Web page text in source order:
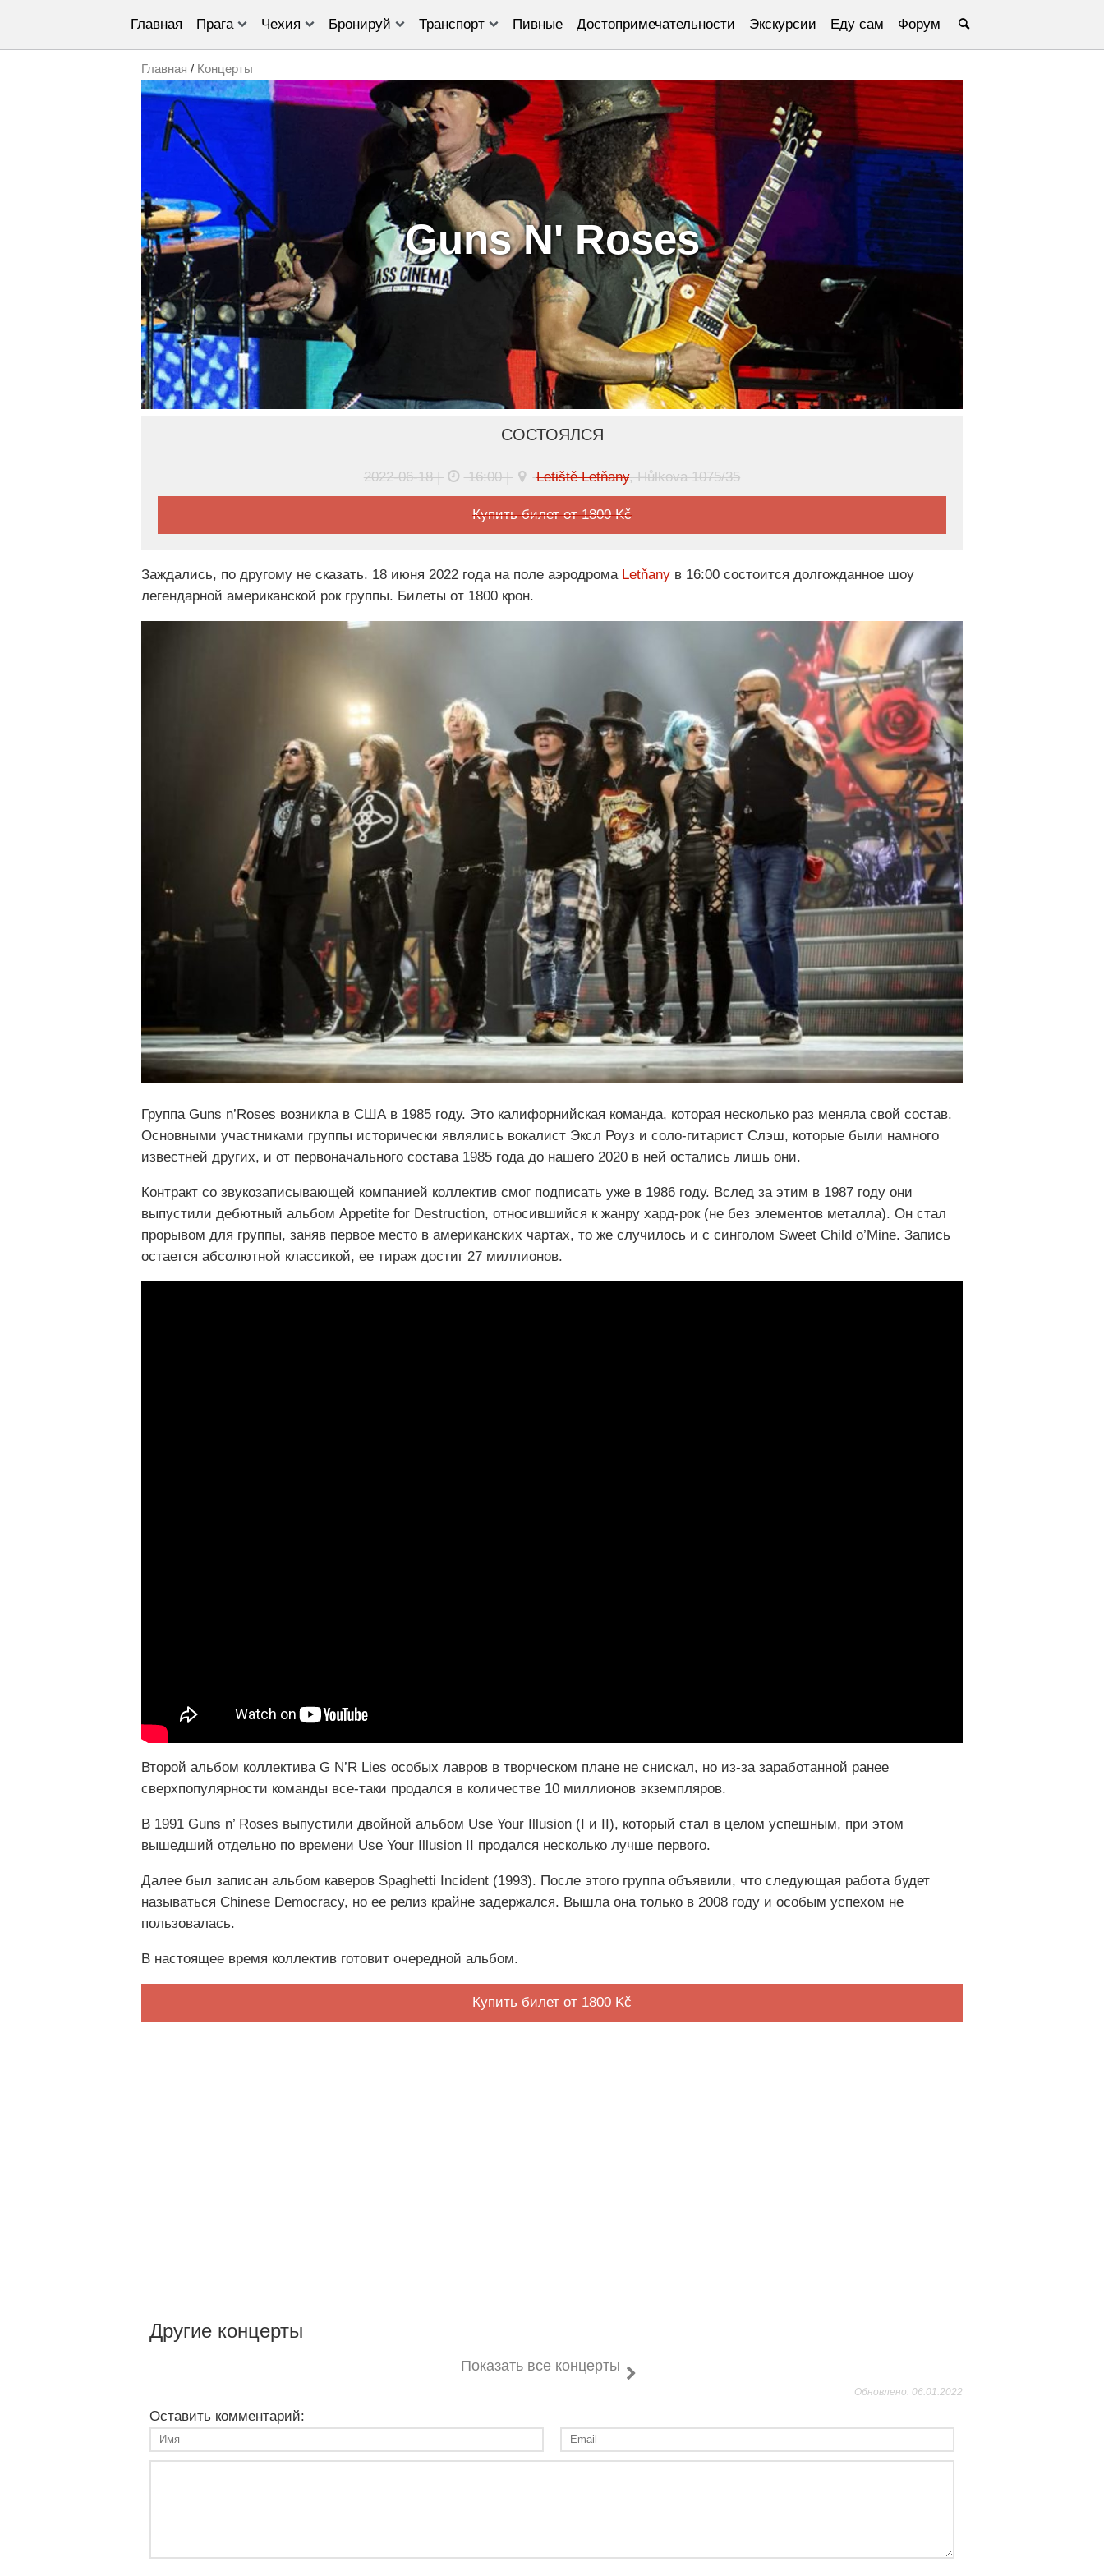
Главная Прага Чехия Бронируй Транспорт Пивные Достопримечательности Экскурсии Еду сам Форум
Главная / Концерты
Guns N' Roses
СОСТОЯЛСЯ
2022-06-18 | 16:00 | Letiště Letňany, Hůlkova 1075/35
Купить билет от 1800 Kč
Заждались, по другому не сказать. 18 июня 2022 года на поле аэродрома Letňany в 16:00 состоится долгожданное шоу
легендарной американской рок группы. Билеты от 1800 крон.
Группа Guns n’Roses возникла в США в 1985 году. Это калифорнийская команда, которая несколько раз меняла свой состав.
Основными участниками группы исторически являлись вокалист Эксл Роуз и соло-гитарист Слэш, которые были намного
известней других, и от первоначального состава 1985 года до нашего 2020 в ней остались лишь они.
Контракт со звукозаписывающей компанией коллектив смог подписать уже в 1986 году. Вслед за этим в 1987 году они
выпустили дебютный альбом Appetite for Destruction, относившийся к жанру хард-рок (не без элементов металла). Он стал
прорывом для группы, заняв первое место в американских чартах, то же случилось и с синголом Sweet Child o’Mine. Запись
остается абсолютной классикой, ее тираж достиг 27 миллионов.
Второй альбом коллектива G N’R Lies особых лавров в творческом плане не снискал, но из-за заработанной ранее
сверхпопулярности команды все-таки продался в количестве 10 миллионов экземпляров.
В 1991 Guns n’ Roses выпустили двойной альбом Use Your Illusion (I и II), который стал в целом успешным, при этом
вышедший отдельно по времени Use Your Illusion II продался несколько лучше первого.
Далее был записан альбом каверов Spaghetti Incident (1993). После этого группа объявили, что следующая работа будет
называться Chinese Democracy, но ее релиз крайне задержался. Вышла она только в 2008 году и особым успехом не
пользовалась.
В настоящее время коллектив готовит очередной альбом.
Купить билет от 1800 Kč
Другие концерты
Показать все концерты
Обновлено: 06.01.2022
Оставить комментарий: